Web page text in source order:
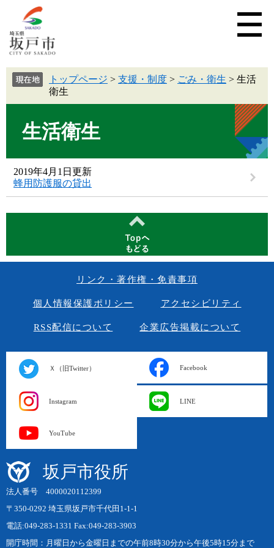
トップページ > 支援・制度 > ごみ・衛生 > 生活
衛生
生活衛生
2019年4月1日更新
蜂用防護服の貸出
リンク・著作権・免責事項
個人情報保護ポリシー アクセシビリティ
RSS配信について 企業広告掲載について
Ｘ（旧Twitter） Facebook
Instagram LINE
YouTube
坂戸市役所
法人番号 4000020112399
〒350-0292 埼玉県坂戸市千代田1-1-1
電話:049-283-1331 Fax:049-283-3903
開庁時間：月曜日から金曜日までの午前8時30分から午後5時15分まで